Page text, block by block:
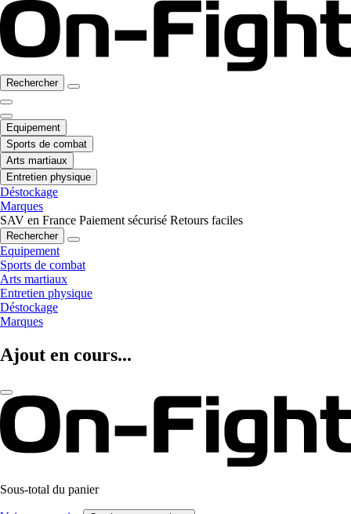
Rechercher
Equipement
Sports de combat
Arts martiaux
Entretien physique
Déstockage
Marques
SAV en France Paiement sécurisé Retours faciles
Rechercher
Equipement
Sports de combat
Arts martiaux
Entretien physique
Déstockage
Marques
Ajout en cours...
Sous-total du panier